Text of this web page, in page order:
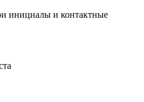
инициалы и контактные